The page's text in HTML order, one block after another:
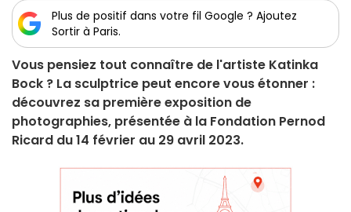
Plus de positif dans votre fil Google ? Ajoutez
Sortir à Paris.
Vous pensiez tout connaître de l'artiste Katinka
Bock ? La sculptrice peut encore vous étonner :
découvrez sa première exposition de
photographies, présentée à la Fondation Pernod
Ricard du 14 février au 29 avril 2023.